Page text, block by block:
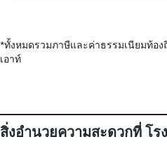
*ทั้งหมดรวมภาษีและค่าธรรมเนียมท้อ
เอาท์
สิ่งอำนวยความสะดวกที่ โร